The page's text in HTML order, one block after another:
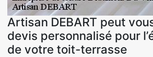
Artisan DEBART peut
devis personnalisé pour
de votre toit-terrasse